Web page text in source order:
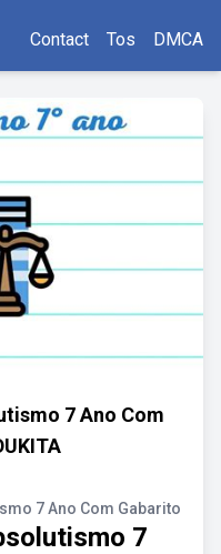
Contact Tos DMCA
7 Ano Com
7 Ano Com Gabarito
7